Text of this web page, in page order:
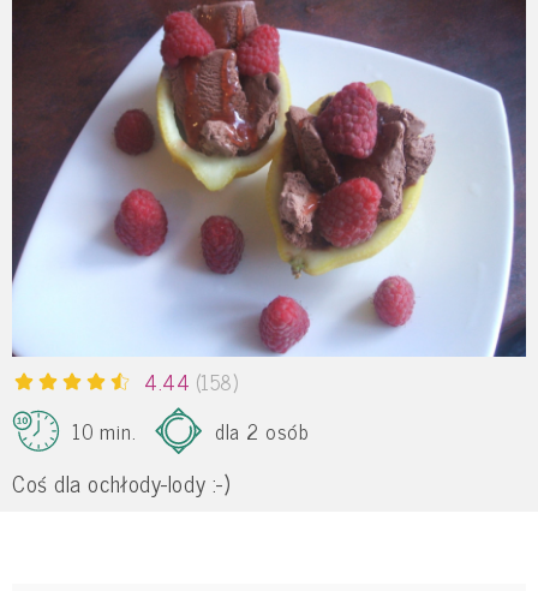
4.44 (158)
10 min.
dla 2 osób
Coś dla ochłody-lody :-)